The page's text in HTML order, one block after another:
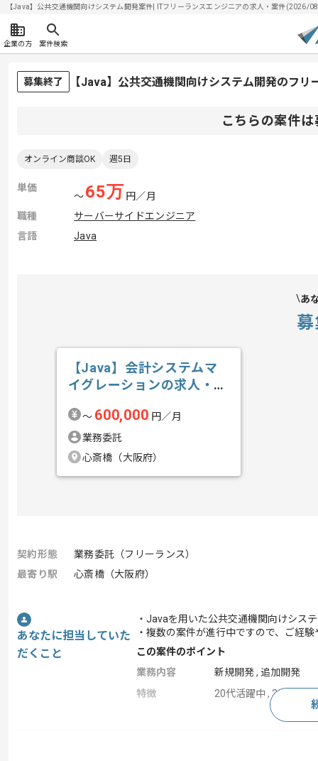
【Java】公共交通機関向けシステム開発案件| ITフリーランスエンジニアの求人・案件(2026/
企業の方 案件検索
募集終了 【Java】公共交通機関向けシステム開発のフリ
こちらの案件
オンライン商談OK 週5日
単価
〜65万 円／月
職種
サーバーサイドエンジニア
言語
Java
あ
【Java】会計システムマ
イグレーションの求人・案
〜 600,000 円／月
業務委託
心斎橋（大阪府）
契約形態
業務委託（フリーランス）
最寄り駅
心斎橋（大阪府）
あなたに担当していた
だくこと
・Javaを用いた公共交通機関向けシス
・複数の案件が進行中ですので、ご経
この案件のポイント
業務内容
新規開発 , 追加開発
特徴
20代活躍中 , 30代活躍